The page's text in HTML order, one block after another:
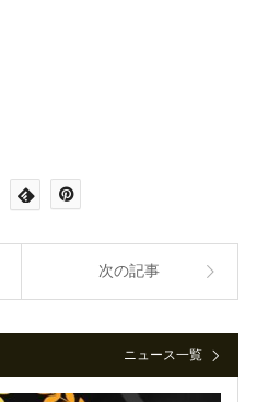
次の記事
ニュース一覧